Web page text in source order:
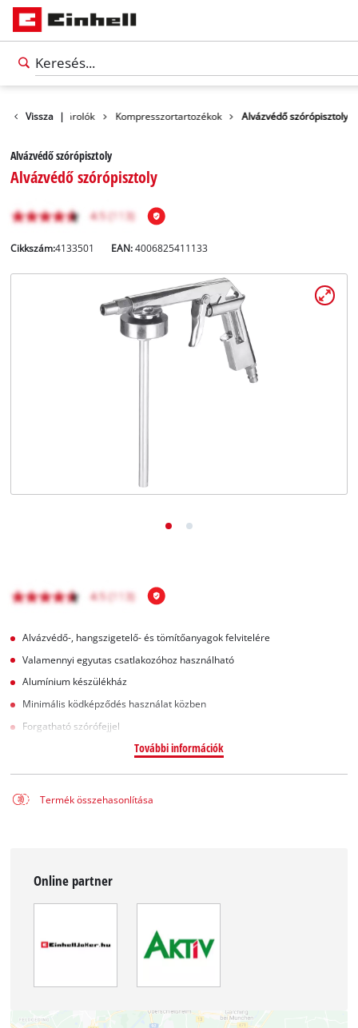
Vissza |
és tárolók Kompresszortartozékok Alvázvédő szórópisztoly
Alvázvédő szórópisztoly
Alvázvédő szórópisztoly
Cikkszám:4133501 EAN:4006825411133
Alvázvédő-, hangszigetelő- és tömítőanyagok felvitelére
Valamennyi egyutas csatlakozóhoz használható
Alumínium készülékház
Minimális ködképződés használat közben
Forgatható szórófejjel
További információk
Termék összehasonlítása
Online partner